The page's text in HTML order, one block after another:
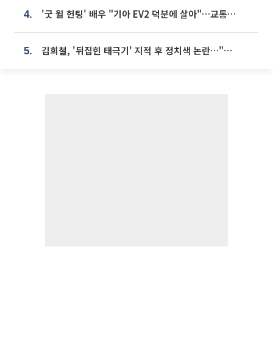
4. '굿 윌 헌팅' 배우 "기아 EV2 덕분에 살아"…교통사고 후 안전성 극찬
5. 김희철, '뒤집힌 태극기' 지적 후 정치색 논란…"좌우 떠나 우리나라 국기"